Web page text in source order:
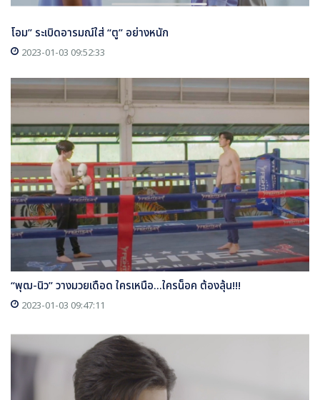
โอม” ระเบิดอารมณ์ใส่ “ตู” อย่างหนัก
2023-01-03 09:52:33
“พุฒ-นิว” วางมวยเดือด ใครเหนือ...ใครน็อค ต้องลุ้น!!!
2023-01-03 09:47:11